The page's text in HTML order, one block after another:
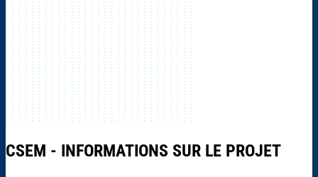
CSEM - INFORMATIONS SUR LE PROJET